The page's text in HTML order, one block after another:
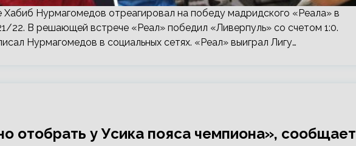
Хабиб Нурмагомедов отреагировал на победу мадридского «Реала» в
22. В решающей встрече «Реал» победил «Ливерпуль» со счетом 1:0.
Нурмагомедов в социальных сетях. «Реал» выиграл Лигу…
отобрать у Усика пояса чемпиона», сообщает